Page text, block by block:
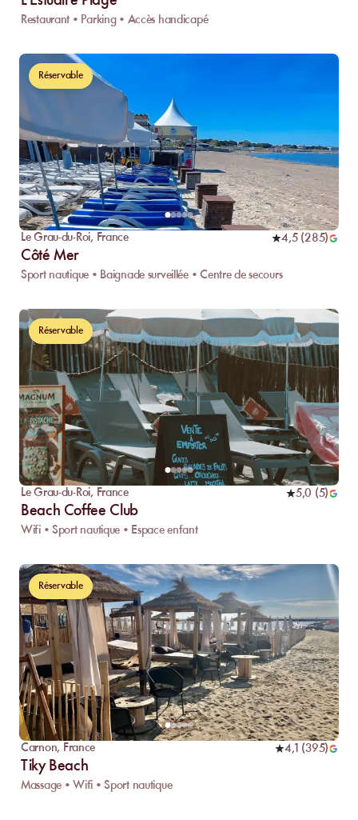
Restaurant • Parking • Accès handicapé
Réservable
Le Grau-du-Roi, France 4,5(285)
Côté Mer
Sport nautique • Baignade surveillée • Centre de secours
Réservable
Le Grau-du-Roi, France 5,0 (5)
Beach Coffee Club
Wifi • Sport nautique • Espace enfant
Réservable
Carnon, France 4,1 (395)
Tiky Beach
Massage • Wifi • Sport nautique